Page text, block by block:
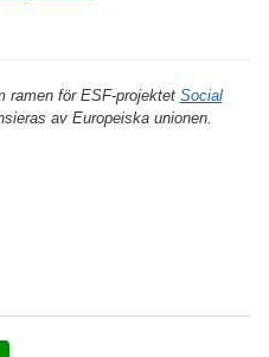
ramen för ESF-projektet Social
av Europeiska unionen.